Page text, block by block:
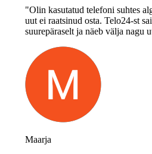
"Olin kasutatud telefoni suhtes
uut ei raatsinud osta. Telo24-st
suurepäraselt ja näeb välja nagu
Maarja